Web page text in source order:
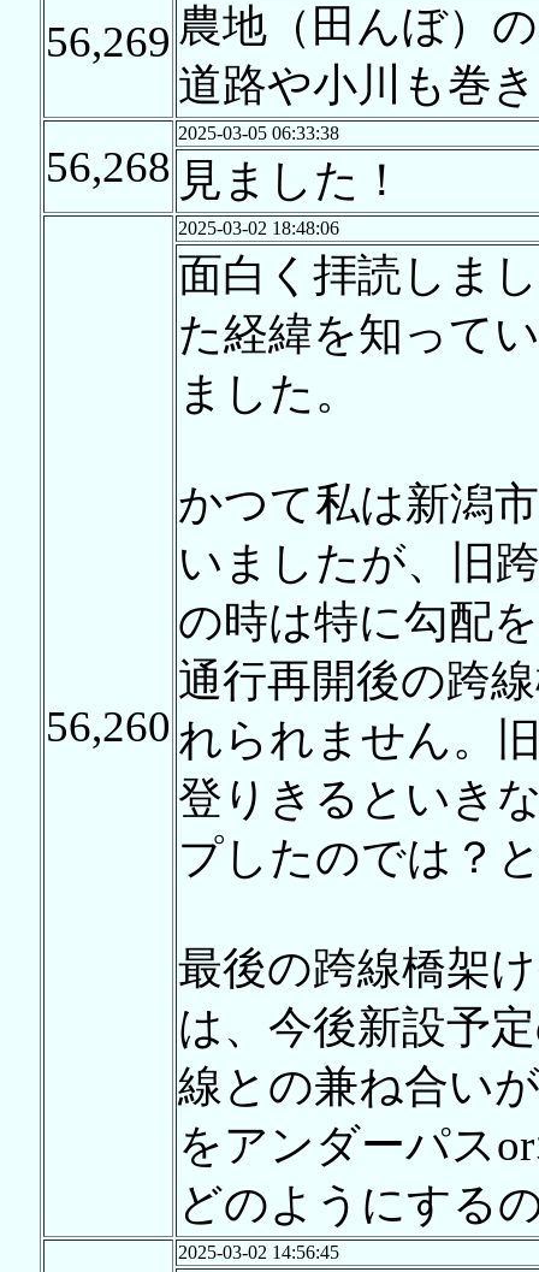
56,269 農地（田んぼ）
道路や小川も巻
56,268
2025-03-05 06:33:38
見ました！
56,260
2025-03-02 18:48:06
面白く拝読しま
た経緯を知って
ました。
かつて私は新潟
いましたが、旧
の時は特に勾配
通行再開後の跨
れられません。
登りきるといき
プしたのでは？
最後の跨線橋架
は、今後新設予
線との兼ね合い
をアンダーパス
どのようにする
2025-03-02 14:56:45